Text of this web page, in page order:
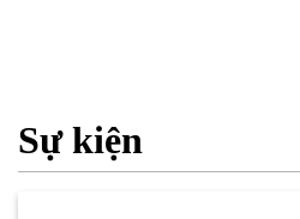
Sự kiện